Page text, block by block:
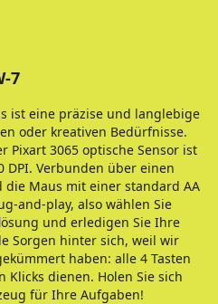
7
ist eine präzise und langlebige
oder kreativen Bedürfnisse.
Pixart 3065 optische Sensor ist
Verbunden über einen
die Maus mit einer standard AA
and-play, also wählen Sie
und erledigen Sie Ihre
Sorgen hinter sich, weil wir
haben: alle 4 Tasten
dienen. Holen Sie sich
für Ihre Aufgaben!